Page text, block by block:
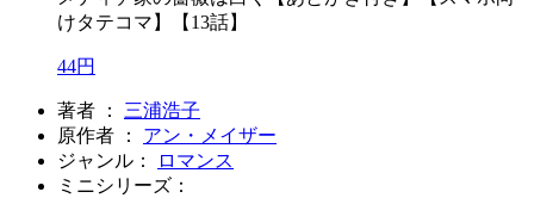
けタテコマ】【13話】
44円
著者 ： 三浦浩子
原作者 ： アン・メイザー
ジャンル：
ロマンス
ミニシリーズ：